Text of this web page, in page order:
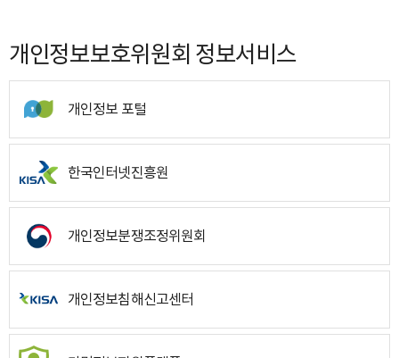
개인정보보호위원회 정보서비스
개인정보 포털
한국인터넷진흥원
개인정보분쟁조정위원회
개인정보침해신고센터